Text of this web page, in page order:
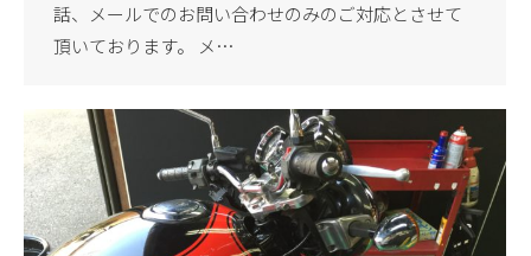
話、メールでのお問い合わせのみのご対応とさせて
頂いております。 メ…